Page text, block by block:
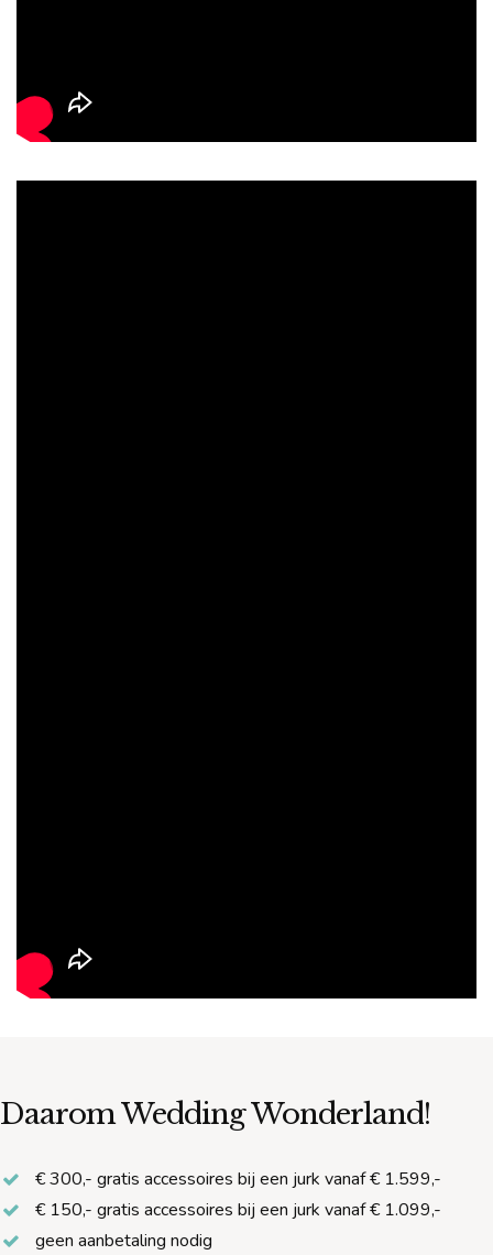
Daarom Wedding Wonderland!
€ 300,- gratis accessoires bij een jurk vanaf € 1.599,-
€ 150,- gratis accessoires bij een jurk vanaf € 1.099,-
geen aanbetaling nodig